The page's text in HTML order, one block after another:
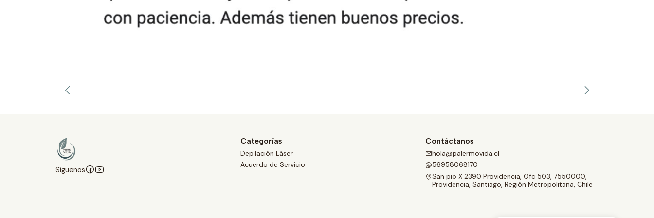
Síguenos
Categorías
Depilación Láser
Acuerdo de Servicio
Contáctanos
hola@palermovida.cl
56958068170
San pio X 2390 Providencia, Ofc 503, 7550000,
Providencia, Santiago, Región Metropolitana, Chile